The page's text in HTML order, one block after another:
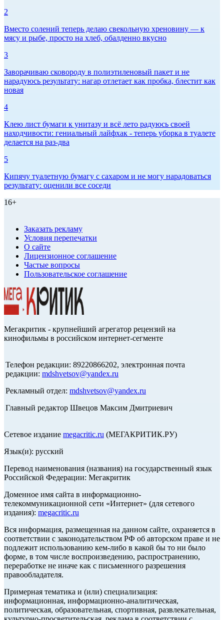
2
Вместо солений теперь делаю свекольную хреновину — к
мясу и рыбе, просто на хлеб, обалденно вкусно
3
Заворачиваю сковороду в полиэтиленовый пакет и не
нарадуюсь результату: нагар отлетает как пробка, блестит как
новая
4
Клею лист бумаги к унитазу и всё лето радуюсь своей
находчивости: гениальный лайфхак - теперь уборка в туалете
делается на раз-два
5
Кипячу туалетную бумагу с сахаром и не могу нарадоваться
результату: оценили все соседи
16+
Заказать рекламу
Условия перепечатки
О сайте
Лицензионное соглашение
Частые вопросы
Пользовательское соглашение
Мегакритик - крупнейший агрегатор рецензий на
кинофильмы в российском интернет-сегменте
Телефон редакции: 89220866202, электронная почта
редакции: mdshvetsov@yandex.ru
Рекламный отдел: mdshvetsov@yandex.ru
Главный редактор Швецов Максим Дмитриевич
Сетевое издание megacritic.ru (МЕГАКРИТИК.РУ)
Язык(и): русский
Перевод наименования (названия) на государственный язык
Российской Федерации: Мегакритик
Доменное имя сайта в информационно-
телекоммуникационной сети «Интернет» (для сетевого
издания): megacritic.ru
Вся информация, размещенная на данном сайте, охраняется в
соответствии с законодательством РФ об авторском праве и не
подлежит использованию кем-либо в какой бы то ни было
форме, в том числе воспроизведению, распространению,
переработке не иначе как с письменного разрешения
правообладателя.
Примерная тематика и (или) специализация:
информационная, информационно-аналитическая,
политическая, образовательная, спортивная, развлекательная,